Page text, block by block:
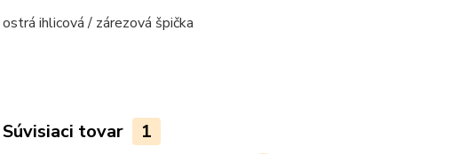
ostrá ihlicová / zárezová špička
Súvisiaci tovar 1